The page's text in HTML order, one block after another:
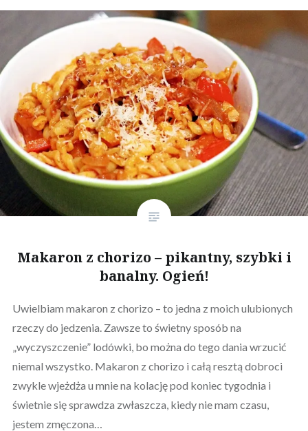
Makaron z chorizo – pikantny, szybki i
banalny. Ogień!
Uwielbiam makaron z chorizo – to jedna z moich ulubionych
rzeczy do jedzenia. Zawsze to świetny sposób na
„wyczyszczenie” lodówki, bo można do tego dania wrzucić
niemal wszystko. Makaron z chorizo i całą resztą dobroci
zwykle wjeżdża u mnie na kolację pod koniec tygodnia i
świetnie się sprawdza zwłaszcza, kiedy nie mam czasu,
jestem zmęczona…